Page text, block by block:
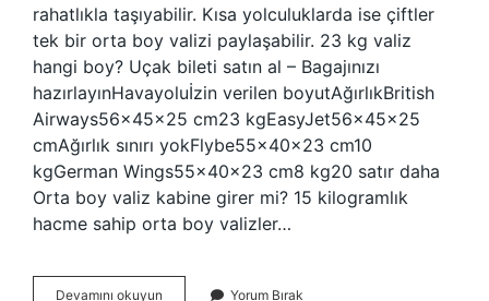
rahatlıkla taşıyabilir. Kısa yolculuklarda ise çiftler
tek bir orta boy valizi paylaşabilir. 23 kg valiz
hangi boy? Uçak bileti satın al – Bagajınızı
hazırlayınHavayoluİzin verilen boyutAğırlıkBritish
Airways56x45x25 cm23 kgEasyJet56x45x25
cmAğırlık sınırı yokFlybe55x40x23 cm10
kgGerman Wings55x40x23 cm8 kg20 satır daha
Orta boy valiz kabine girer mi? 15 kilogramlık
hacme sahip orta boy valizler…
Devamını okuyun Yorum Bırak